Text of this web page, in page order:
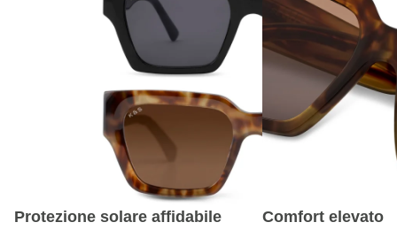
Protezione solare affidabile Comfort elevato